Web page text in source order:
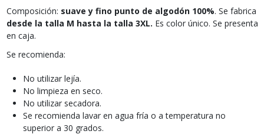
Composición: suave y fino punto de algodón 100%. Se fabrica
desde la talla M hasta la talla 3XL. Es color único. Se presenta
en caja.
Se recomienda:
No utilizar lejía.
No limpieza en seco.
No utilizar secadora.
Se recomienda lavar en agua fría o a temperatura no
superior a 30 grados.